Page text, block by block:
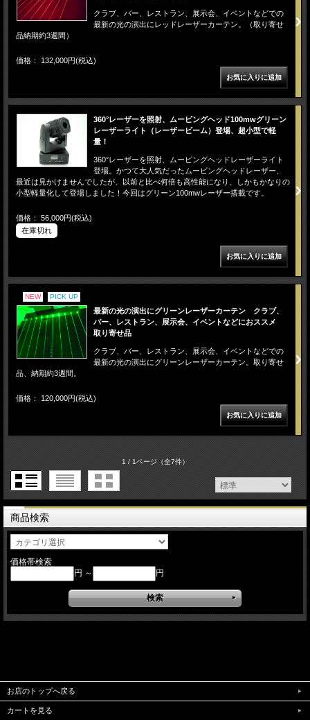
クラブ、バー、レストラン、展示会、イベントなどでの
最新の光の演出にレッドレーザーカーテン。（取り寄せ
品納期約3週間）
価格： 132,000円(税込)
360°レーザーを照射、ムービングヘッド100mwグリーン
レーザーライト（レーザービーム）登場、超小型で軽
量！
360°レーザーを照射、ムービングヘッドレーザーライト
登場。かつて大人気だったムービングヘッドレーザー、
最近は見かけませんでしたが、以前と比べ何倍も高性能になり、しかもかなりの
小型軽量化して登場しました！今回はグリーン100mwレーザー搭載です。
価格： 56,000円(税込)
在庫切れ
NEW PICK UP
最新の光の演出にグリーンレーザーカーテン クラブ、
バー、レストラン、展示会、イベントなどにおススメ
取り寄せ品
クラブ、バー、レストラン、展示会、イベントなどでの
最新の光の演出にグリーンレーザーカーテン。取り寄せ
品、納期約3週間。
価格： 120,000円(税込)
1 / 1ページ（全7件）
商品検索
価格帯検索
円 ～
円
お店のトップへ戻る
カートを見る